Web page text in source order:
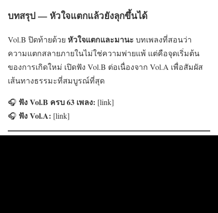
บทสรุป — หัวใจแตกแล้วยังลุกขึ้นได้
Vol.B ปิดท้ายด้วย หัวใจแตกและมานะ บทเพลงที่สอนว่า
ความแตกสลายภายในไม่ใช่ความพ่ายแพ้ แต่คือจุดเริ่มต้น
ของการเกิดใหม่ เปิดฟัง Vol.B ต่อเนื่องจาก Vol.A เพื่อสัมผัส
เส้นทางธรรมะที่สมบูรณ์ที่สุด
🎧 ฟัง Vol.B ครบ 63 เพลง: [link]
🎧 ฟัง Vol.A: [link]